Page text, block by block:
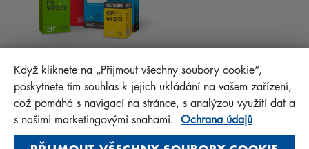
MANN+HUMMEL FT Poland
Sp. z o. o. Sp. k.
ul. Wrocławska 145, 63-800 GOSTYŃ, POLAND
Privacy Statement
Imprint
Když kliknete na „Přijmout všechny soubory cookie“,
poskytnete tím souhlas k jejich ukládání na vašem zařízení,
což pomáhá s navigací na stránce, s analýzou využití dat a
s našimi marketingovými snahami. Ochrana údajů